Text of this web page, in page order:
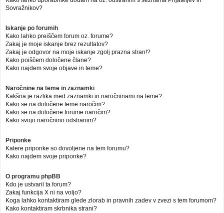
Sovražnikov?
Iskanje po forumih
Kako lahko preiščem forum oz. forume?
Zakaj je moje iskanje brez rezultatov?
Zakaj je odgovor na moje iskanje zgolj prazna stran!?
Kako poiščem določene člane?
Kako najdem svoje objave in teme?
Naročnine na teme in zaznamki
Kakšna je razlika med zaznamki in naročninami na teme?
Kako se na določene teme naročim?
Kako se na določene forume naročim?
Kako svojo naročnino odstranim?
Priponke
Katere priponke so dovoljene na tem forumu?
Kako najdem svoje priponke?
O programu phpBB
Kdo je ustvaril ta forum?
Zakaj funkcija X ni na voljo?
Koga lahko kontaktiram glede zlorab in pravnih zadev v zvezi s tem forumom?
Kako kontaktiram skrbnika strani?